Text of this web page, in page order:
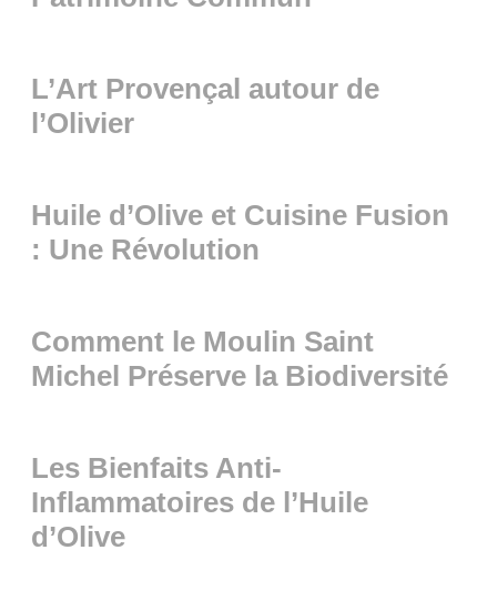
L’Art Provençal autour de
l’Olivier
Huile d’Olive et Cuisine Fusion
: Une Révolution
Comment le Moulin Saint
Michel Préserve la Biodiversité
Les Bienfaits Anti-
Inflammatoires de l’Huile
d’Olive